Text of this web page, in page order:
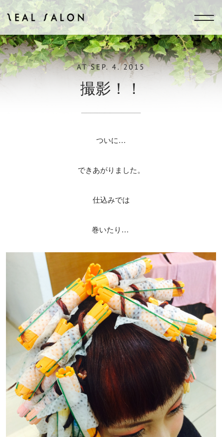
ZEAL SALON
ATSEP. 4. 2015
撮影！！
ついに…
できあがりました。
仕込みでは
巻いたり…